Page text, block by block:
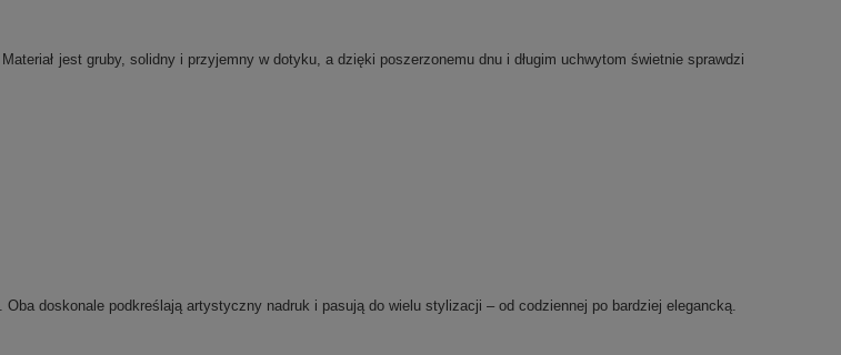
. Materiał jest gruby, solidny i przyjemny w dotyku, a dzięki poszerzonemu dnu i długim uchwytom świetnie sprawdzi
. Oba doskonale podkreślają artystyczny nadruk i pasują do wielu stylizacji – od codziennej po bardziej elegancką.